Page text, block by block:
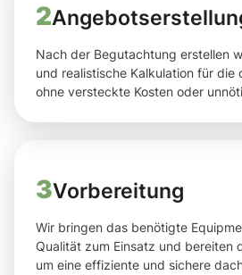
2
Nach der Begutachtung erstellen
und realistische Kalkulation für die
ohne versteckte Kosten oder
3Vorbereitung
Wir bringen das benötigte
Qualität zum Einsatz und bereiten
um eine effiziente und sichere